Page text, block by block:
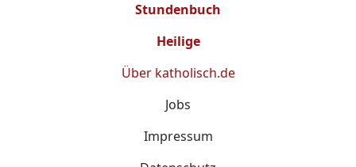
Stundenbuch
Heilige
Über katholisch.de
Jobs
Impressum